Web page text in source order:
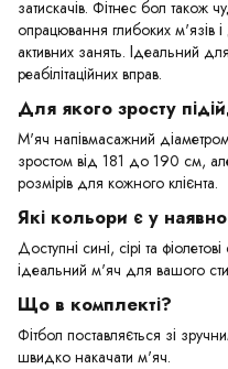
затискачів. Фітнес бол також
опрацювання глибоких м'язів
активних занять. Ідеальний
реабілітаційних вправ.
Для якого зросту
М'яч напівмасажний
зростом від 181 до 190 см,
розмірів для кожного клієнта.
Які кольори є у
Доступні сині, сірі та
ідеальний м'яч для вашого
Що в комплекті?
Фітбол поставляється зі
швидко накачати м'яч.